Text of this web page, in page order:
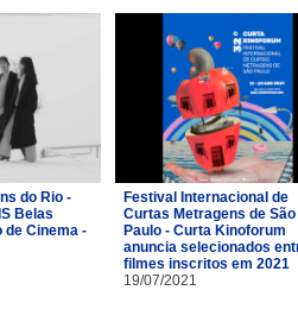
do Rio -
Belas
de Cinema -
Festival Internacional de
Curtas Metragens de São
Paulo - Curta Kinoforum
anuncia selecionados
filmes inscritos em 2021
19/07/2021